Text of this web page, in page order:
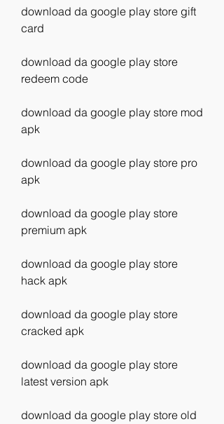
download da google play store gift
card
download da google play store
redeem code
download da google play store mod
apk
download da google play store pro
apk
download da google play store
premium apk
download da google play store
hack apk
download da google play store
cracked apk
download da google play store
latest version apk
download da google play store old